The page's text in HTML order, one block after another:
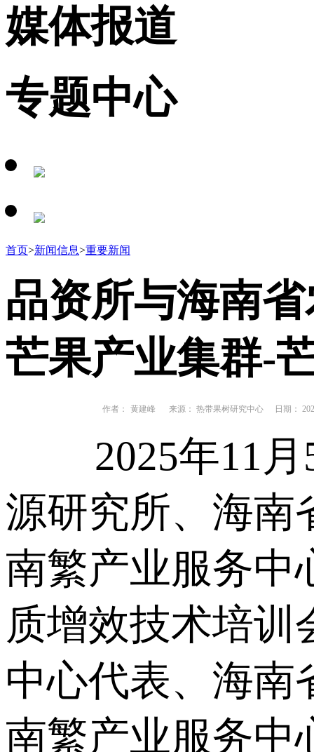
媒体报道
专题中心
首页>新闻信息>重要新闻
品资所与海南
芒果产业集群-
作者： 黄建峰 来源： 热带果树研究中心 日期：
2025年11
源研究所、海南
南繁产业服务
质增效技术培训
中心代表、海南
南繁产业服务中